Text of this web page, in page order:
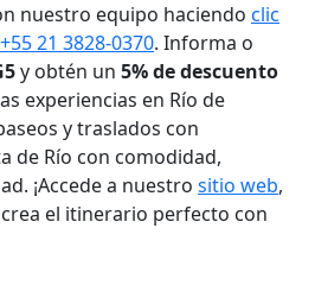
nuestro equipo haciendo clic
+55 21 3828-0370. Informa o
y obtén un 5% de descuento
experiencias en Río de
y traslados con
de Río con comodidad,
¡Accede a nuestro sitio web,
el itinerario perfecto con